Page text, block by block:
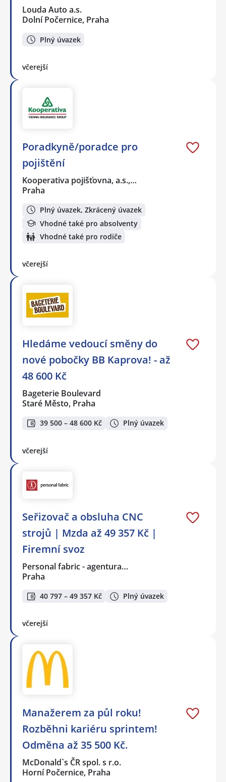
Louda Auto a.s.
Dolní Počernice, Praha
Plný úvazek
včerejší
Poradkyně/poradce pro
pojištění
Kooperativa pojišťovna, a.s.,…
Praha
Plný úvazek, Zkrácený úvazek
Vhodné také pro absolventy
Vhodné také pro rodiče
včerejší
Hledáme vedoucí směny do
nové pobočky BB Kaprova! - až
48 600 Kč
Bageterie Boulevard
Staré Město, Praha
39 500 – 48 600 Kč Plný úvazek
včerejší
Seřizovač a obsluha CNC
strojů | Mzda až 49 357 Kč |
Firemní svoz
Personal fabric - agentura…
Praha
40 797 – 49 357 Kč Plný úvazek
včerejší
Manažerem za půl roku!
Rozběhni kariéru sprintem!
Odměna až 35 500 Kč.
McDonald`s ČR spol. s r.o.
Horní Počernice, Praha